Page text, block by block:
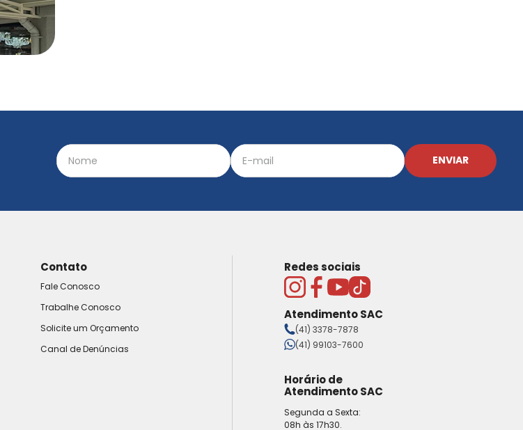
ENVIAR
Contato
Fale Conosco
Trabalhe Conosco
Solicite um Orçamento
Canal de Denúncias
Redes sociais
Atendimento SAC
(41) 3378-7878
(41) 99103-7600
Horário de
Atendimento SAC
Segunda a Sexta:
08h às 17h30.